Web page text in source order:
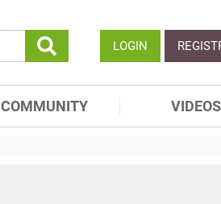
LOGIN
COMMUNITY VIDEOS